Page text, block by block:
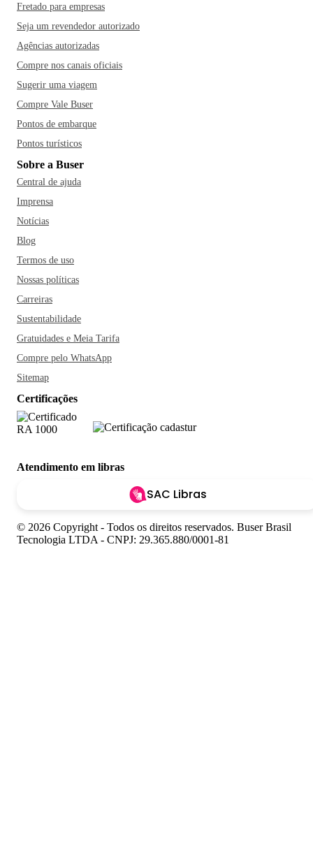
Fretado para empresas
Seja um revendedor autorizado
Agências autorizadas
Compre nos canais oficiais
Sugerir uma viagem
Compre Vale Buser
Pontos de embarque
Pontos turísticos
Sobre a Buser
Central de ajuda
Imprensa
Notícias
Blog
Termos de uso
Nossas políticas
Carreiras
Sustentabilidade
Gratuidades e Meia Tarifa
Compre pelo WhatsApp
Sitemap
Certificações
Atendimento em libras
SAC Libras
© 2026 Copyright - Todos os direitos reservados. Buser Brasil
Tecnologia LTDA - CNPJ: 29.365.880/0001-81